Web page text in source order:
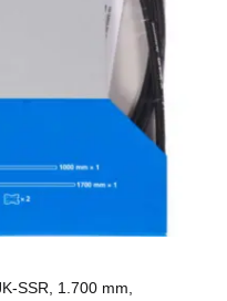
SSR, 1.700 mm,